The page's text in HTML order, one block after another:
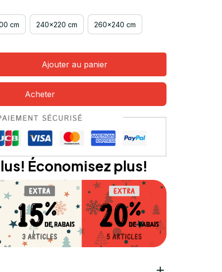
cm 240x220 cm 260x240 cm
Ajouter au panier
Acheter
Économisez plus!